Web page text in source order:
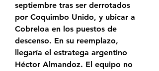
septiembre tras ser derrotados
por Coquimbo Unido, y ubicar a
Cobreloa en los puestos de
descenso. En su reemplazo,
llegaría el estratega argentino
Héctor Almandoz. El equipo no